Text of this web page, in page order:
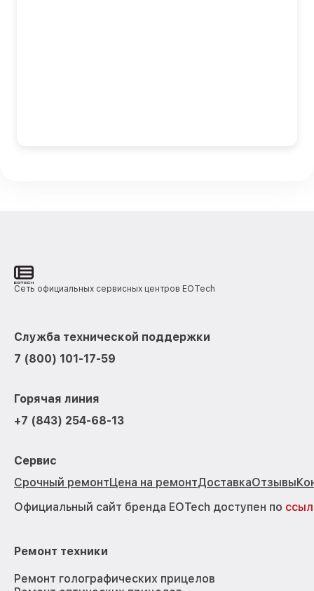
Сеть официальных сервисных центров EOTech
Служба технической поддержки
7 (800) 101-17-59
Горячая линия
+7 (843) 254-68-13
Сервис
Срочный ремонтЦена на ремонтДоставкаОтзывы
Официальный сайт бренда EOTech доступен по
Ремонт техники
Ремонт голографических прицелов